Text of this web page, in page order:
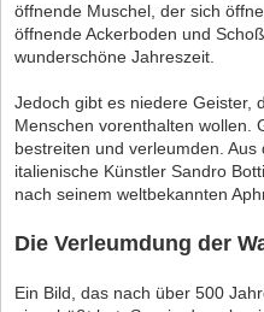
öffnende Muschel, der sich
öffnende Ackerboden und
wunderschöne Jahreszeit.
Jedoch gibt es niedere Geister,
Menschen vorenthalten wollen.
bestreiten und verleumden.
italienische Künstler Sandro
nach seinem weltbekannten
Die Verleumdung der
Ein Bild, das nach über 500